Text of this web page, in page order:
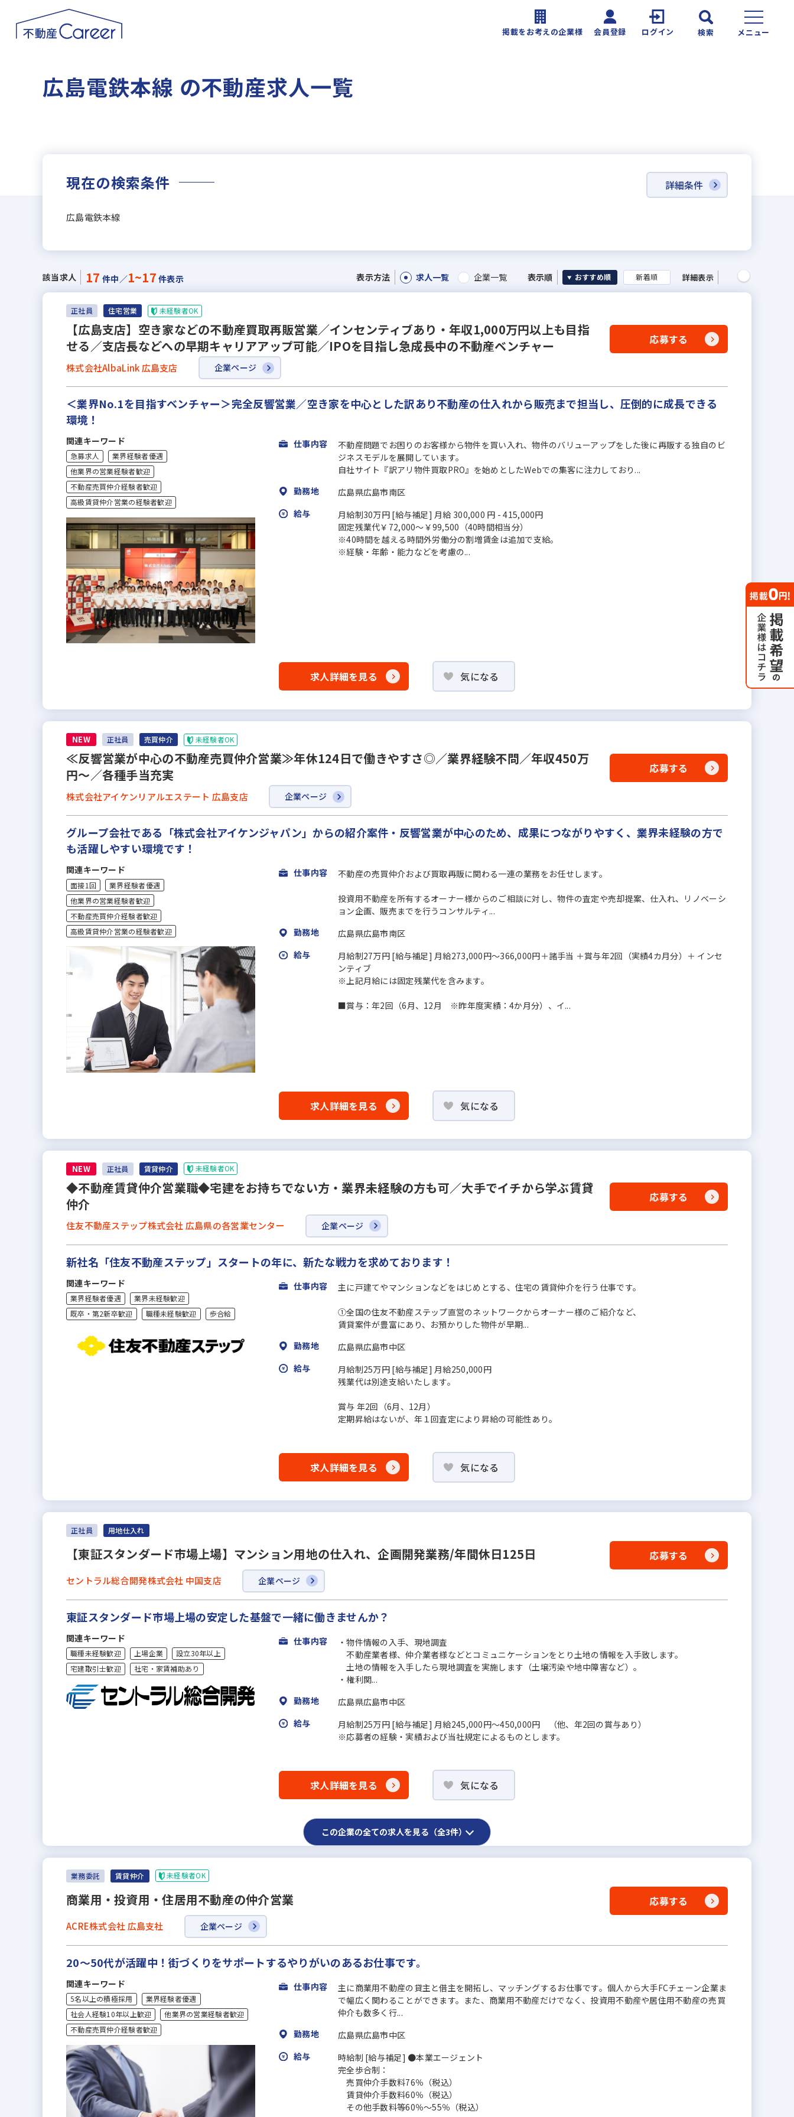
掲載をお考えの企業様 会員登録 ログイン 検索 メニュー
広島電鉄本線 の不動産求人一覧
現在の検索条件
広島電鉄本線
詳細条件
該当求人 17 件中／1~17 件表示 表示方法 求人一覧 企業一覧 表示順 おすすめ順 新着順 詳細表示
正社員 住宅営業 未経験者OK
【広島支店】空き家などの不動産買取再販営業／インセンティブあり・年収1,000万円以上も目指
せる／支店長などへの早期キャリアアップ可能／IPOを目指し急成長中の不動産ベンチャー
応募する
株式会社AlbaLink 広島支店 企業ページ
＜業界No.1を目指すベンチャー＞完全反響営業／空き家を中心とした訳あり不動産の仕入れから販売まで担当し、圧倒的に成長できる
環境！
関連キーワード
急募求人
業界経験者優遇
他業界の営業経験者歓迎
不動産売買仲介経験者歓迎
高級賃貸仲介営業の経験者歓迎
仕事内容
不動産問題でお困りのお客様から物件を買い入れ、物件のバリューアップをした後に再販する独自のビ
ジネスモデルを展開しています。
自社サイト『訳アリ物件買取PRO』を始めとしたWebでの集客に注力しており...
勤務地
広島県広島市南区
給与
月給制30万円 [給与補足] 月給 300,000 円 - 415,000円
固定残業代￥72,000～￥99,500（40時間相当分）
※40時間を越える時間外労働分の割増賃金は追加で支給。
※経験・年齢・能力などを考慮の...
求人詳細を見る 気になる
NEW 正社員 売買仲介 未経験者OK
≪反響営業が中心の不動産売買仲介営業≫年休124日で働きやすさ◎／業界経験不問／年収450万
円～／各種手当充実
応募する
株式会社アイケンリアルエステート 広島支店 企業ページ
グループ会社である「株式会社アイケンジャパン」からの紹介案件・反響営業が中心のため、成果につながりやすく、業界未経験の方で
も活躍しやすい環境です！
関連キーワード
面接1回
業界経験者優遇
他業界の営業経験者歓迎
不動産売買仲介経験者歓迎
高級賃貸仲介営業の経験者歓迎
仕事内容 不動産の売買仲介および買取再販に関わる一連の業務をお任せします。
投資用不動産を所有するオーナー様からのご相談に対し、物件の査定や売却提案、仕入れ、リノベーシ
ョン企画、販売までを行うコンサルティ...
勤務地
広島県広島市南区
給与
月給制27万円 [給与補足] 月給273,000円～366,000円＋諸手当 ＋賞与年2回（実績4カ月分）＋ インセ
ンティブ
※上記月給には固定残業代を含みます。
■賞与：年2回（6月、12月 ※昨年度実績：4か月分）、イ...
求人詳細を見る 気になる
NEW 正社員 賃貸仲介 未経験者OK
◆不動産賃貸仲介営業職◆宅建をお持ちでない⽅・業界未経験の⽅も可／⼤⼿でイチから学ぶ賃貸
仲介
応募する
住友不動産ステップ株式会社 広島県の各営業センター 企業ページ
新社名「住友不動産ステップ」スタートの年に、新たな戦力を求めております！
関連キーワード
業界経験者優遇
業界未経験歓迎
既卒・第2新卒歓迎
職種未経験歓迎 歩合給
仕事内容 主に⼾建てやマンションなどをはじめとする、住宅の賃貸仲介を⾏う仕事です。
①全国の住友不動産ステップ直営のネットワークからオーナー様のご紹介など、
賃貸案件が豊富にあり、お預かりした物件が早期...
勤務地
広島県広島市中区
給与
月給制25万円 [給与補足] ⽉給250,000円
残業代は別途支給いたします。
賞与 年2回（6⽉、12⽉）
定期昇給はないが、年１回査定により昇給の可能性あり。
求人詳細を見る 気になる
正社員 用地仕入れ
【東証スタンダード市場上場】マンション用地の仕入れ、企画開発業務/年間休日125日 応募する
セントラル総合開発株式会社 中国支店 企業ページ
東証スタンダード市場上場の安定した基盤で一緒に働きませんか？
関連キーワード
職種未経験歓迎 上場企業
設立30年以上
宅建取引士歓迎
社宅・家賃補助あり
仕事内容
・物件情報の入手、現地調査
不動産業者様、仲介業者様などとコミュニケーションをとり土地の情報を入手致します。
土地の情報を入手したら現地調査を実施します（土壌汚染や地中障害など）。
・権利関...
勤務地
広島県広島市中区
給与
月給制25万円 [給与補足] 月給245,000円～450,000円 （他、年2回の賞与あり）
※応募者の経験・実績および当社規定によるものとします。
求人詳細を見る 気になる
この企業の全ての求人を見る（全3件）
業務委託 賃貸仲介 未経験者OK
商業用・投資用・住居用不動産の仲介営業 応募する
ACRE株式会社 広島支社 企業ページ
20～50代が活躍中！街づくりをサポートするやりがいのあるお仕事です。
関連キーワード
5名以上の積極採用
業界経験者優遇
社会人経験10年以上歓迎
他業界の営業経験者歓迎
不動産売買仲介経験者歓迎
仕事内容
主に商業用不動産の貸主と借主を開拓し、マッチングするお仕事です。個人から大手FCチェーン企業ま
で幅広く関わることができます。また、商業用不動産だけでなく、投資用不動産や居住用不動産の売買
仲介も数多く行...
勤務地
広島県広島市中区
給与
時給制 [給与補足] ●本業エージェント
完全歩合制：
売買仲介手数料76％（税込）
賃貸仲介手数料60％（税込）
その他手数料等60％～55％（税込）